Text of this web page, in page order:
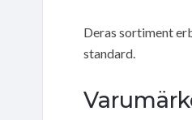
Deras sortiment
standard.